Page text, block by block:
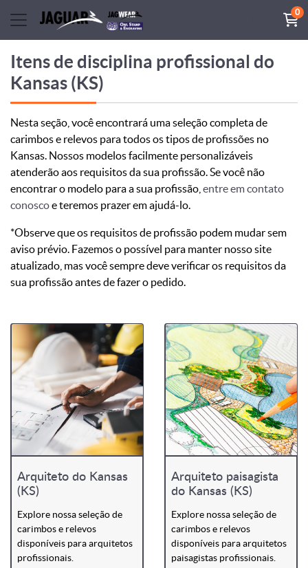
0
Itens de disciplina profissional do
Kansas (KS)
Nesta seção, você encontrará uma seleção completa de
carimbos e relevos para todos os tipos de profissões no
Kansas. Nossos modelos facilmente personalizáveis ​​
atenderão aos requisitos da sua profissão. Se você não
encontrar o modelo para a sua profissão, entre em contato
conoscoe teremos prazer em ajudá-lo.
*Observe que os requisitos de profissão podem mudar sem
aviso prévio. Fazemos o possível para manter nosso site
atualizado, mas você sempre deve verificar os requisitos da
sua profissão antes de fazer o pedido.
Arquiteto do Kansas
(KS)
Explore nossa seleção de
carimbos e relevos
disponíveis para arquitetos
profissionais.
Arquiteto paisagista
do Kansas (KS)
Explore nossa seleção de
carimbos e relevos
disponíveis para arquitetos
paisagistas profissionais.